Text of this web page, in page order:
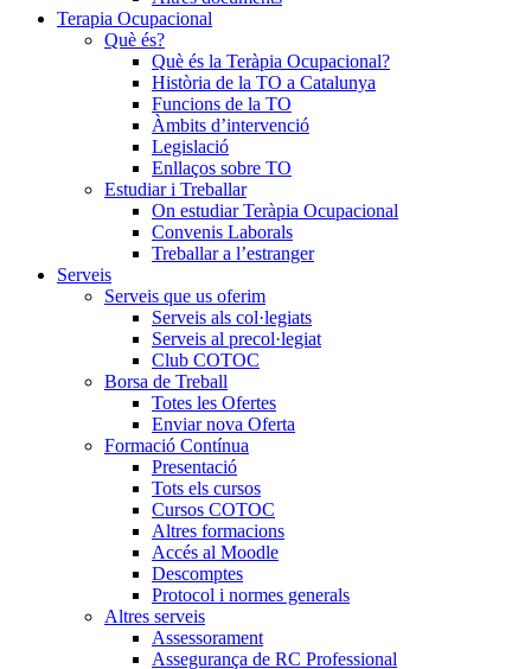
Terapia Ocupacional
Què és?
Què és la Teràpia Ocupacional?
Història de la TO a Catalunya
Funcions de la TO
Àmbits d’intervenció
Legislació
Enllaços sobre TO
Estudiar i Treballar
On estudiar Teràpia Ocupacional
Convenis Laborals
Treballar a l’estranger
Serveis
Serveis que us oferim
Serveis als col·legiats
Serveis al precol·legiat
Club COTOC
Borsa de Treball
Totes les Ofertes
Enviar nova Oferta
Formació Contínua
Presentació
Tots els cursos
Cursos COTOC
Altres formacions
Accés al Moodle
Descomptes
Protocol i normes generals
Altres serveis
Assessorament
Assegurança de RC Professional